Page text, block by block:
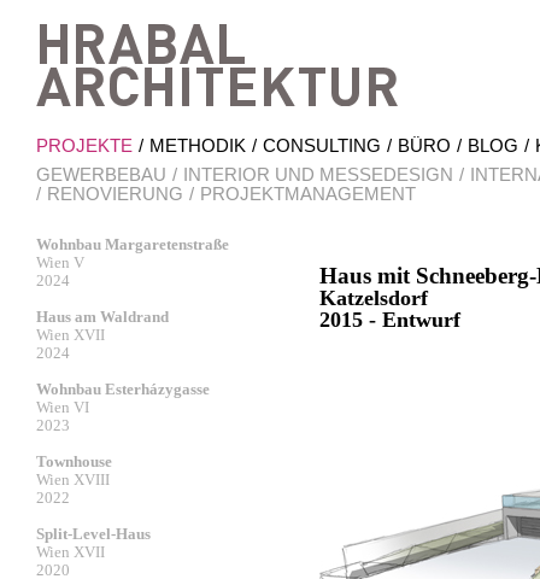
PROJEKTE METHODIK CONSULTING BÜRO BLOG
GEWERBEBAU
INTERIOR UND MESSEDESIGN
RENOVIERUNG
PROJEKTMANAGEMENT
Wohnbau Margaretenstraße
Wien V
2024
Haus am Waldrand
Wien XVII
2024
Wohnbau Esterházygasse
Wien VI
2023
Townhouse
Wien XVIII
2022
Split-Level-Haus
Wien XVII
2020
Haus mit
Katzelsdorf
2015 - Entwurf